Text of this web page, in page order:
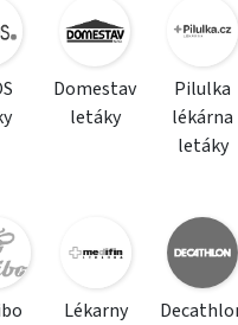
Domestav
letáky
Pilulka
lékárna
letáky
Lékarny